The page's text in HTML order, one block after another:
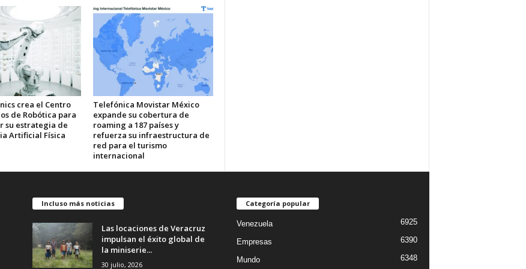
crea el Centro
de Robótica para
su estrategia de
Artificial Física
Telefónica Movistar México
expande su cobertura de
roaming a 187 países y
refuerza su infraestructura de
red para el turismo
internacional
Incluso más noticias
Las locaciones de Veracruz
impulsan el éxito global de
la miniserie...
30 julio, 2026
Categoría popular
Venezuela 6925
Empresas 6390
Mundo 6348